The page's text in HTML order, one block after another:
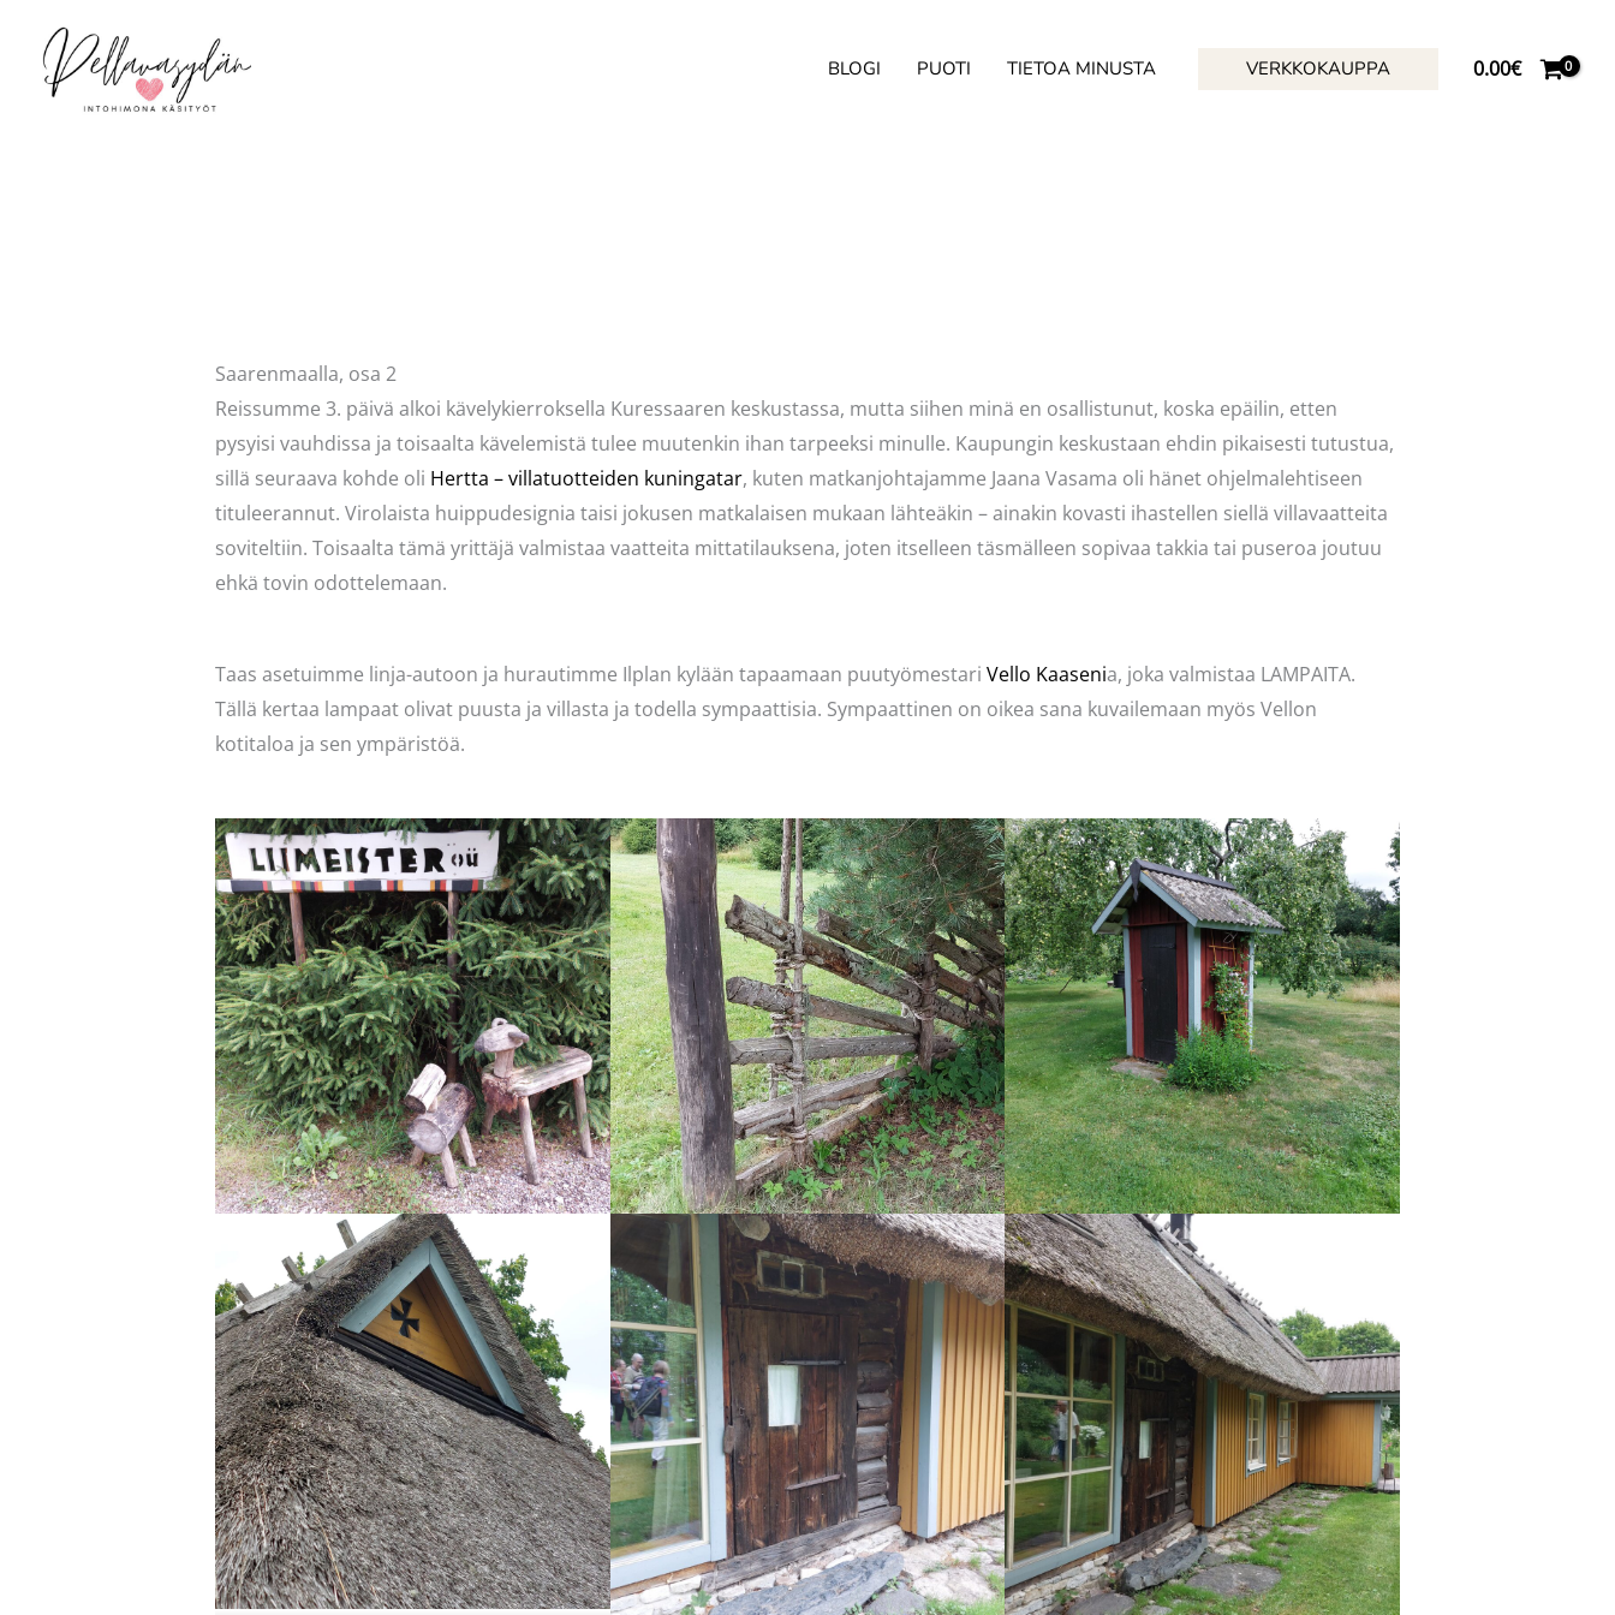
sisältöön
BLOGI PUOTI TIETOA MINUSTA VERKKOKAUPPA 0.00€
Saarenmaalla, osa 2
Reissumme 3. päivä alkoi kävelykierroksella Kuressaaren keskustassa, mutta siihen minä en osallistunut, koska epäilin, etten
pysyisi vauhdissa ja toisaalta kävelemistä tulee muutenkin ihan tarpeeksi minulle. Kaupungin keskustaan ehdin pikaisesti tutustua,
sillä seuraava kohde oli Hertta – villatuotteiden kuningatar, kuten matkanjohtajamme Jaana Vasama oli hänet ohjelmalehtiseen
tituleerannut. Virolaista huippudesignia taisi jokusen matkalaisen mukaan lähteäkin – ainakin kovasti ihastellen siellä villavaatteita
soviteltiin. Toisaalta tämä yrittäjä valmistaa vaatteita mittatilauksena, joten itselleen täsmälleen sopivaa takkia tai puseroa joutuu
ehkä tovin odottelemaan.
Taas asetuimme linja-autoon ja hurautimme Ilplan kylään tapaamaan puutyömestari Vello Kaasenia, joka valmistaa LAMPAITA.
Tällä kertaa lampaat olivat puusta ja villasta ja todella sympaattisia. Sympaattinen on oikea sana kuvailemaan myös Vellon
kotitaloa ja sen ympäristöä.